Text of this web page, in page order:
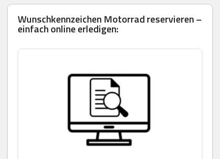
Wunschkennzeichen Motorrad reservieren –
einfach online erledigen: